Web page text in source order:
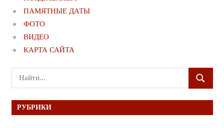
ПАМЯТНЫЕ ДАТЫ
ФОТО
ВИДЕО
КАРТА САЙТА
Поиск
для:
ПОИСК
РУБРИКИ